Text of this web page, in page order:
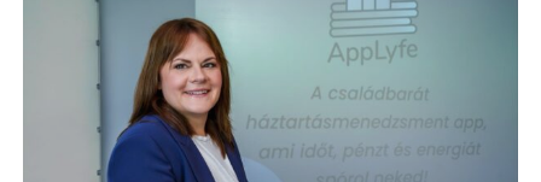
termékek, amit a piacon megszerzett tapasztalatok
is alátámasztanak. Termékeik körülbelül 50-80%-
ban a nemzetközi piacon kerülnek értékesítésre,
ami egyértelműen tükrözi az elismerést.
További friss híreket talál a
www.sziamaci.hu